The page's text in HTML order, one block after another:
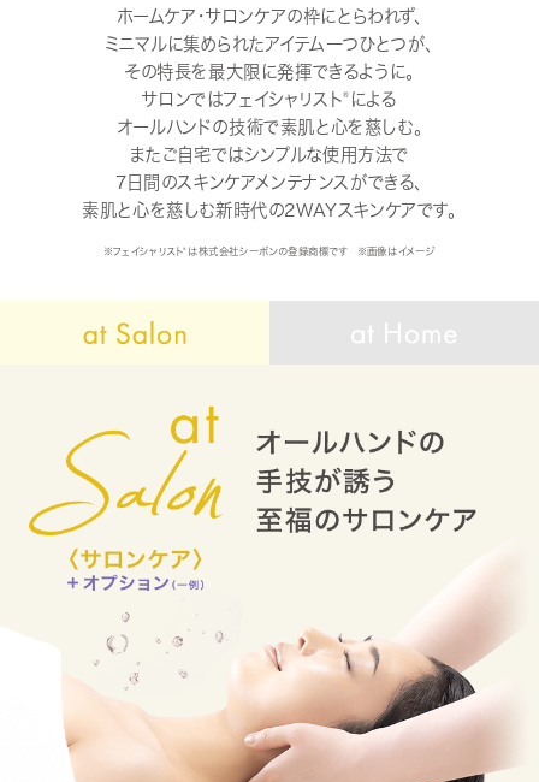
ホームケア・サロンケアの枠にとらわれず、
ミニマルに集められたアイテム一つひとつが、
その特長を最大限に発揮できるように。
サロンではフェイシャリスト® による
オールハンドの技術で素肌と心を慈しむ。
またご自宅ではシンプルな使用方法で
7日間のスキンケアメンテナンスができる、
素肌と心を慈しむ新時代の2WAYスキンケアです。
※フェイシャリスト® は株式会社シーボンの登録商標です ※画像はイメージ